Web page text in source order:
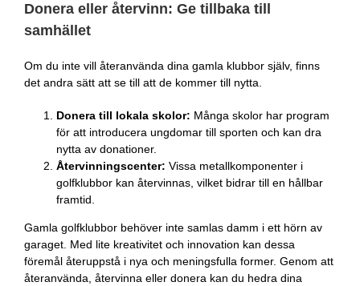
Donera eller återvinn: Ge tillbaka till
samhället
Om du inte vill återanvända dina gamla klubbor själv, finns
det andra sätt att se till att de kommer till nytta.
Donera till lokala skolor: Många skolor har program
för att introducera ungdomar till sporten och kan dra
nytta av donationer.
Återvinningscenter: Vissa metallkomponenter i
golfklubbor kan återvinnas, vilket bidrar till en hållbar
framtid.
Gamla golfklubbor behöver inte samlas damm i ett hörn av
garaget. Med lite kreativitet och innovation kan dessa
föremål återuppstå i nya och meningsfulla former. Genom att
återanvända, återvinna eller donera kan du hedra dina